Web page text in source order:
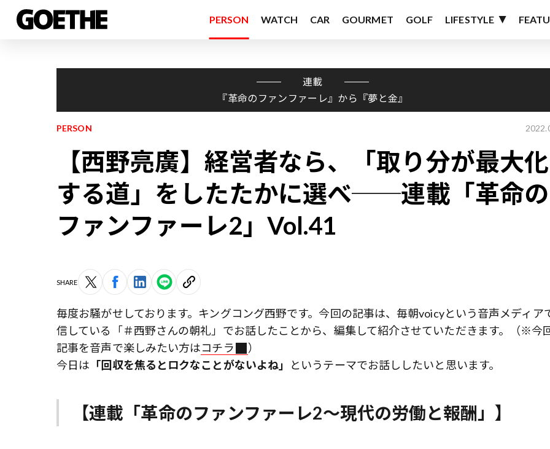
PERSON WATCH CAR GOURMET GOLF LIFESTYLE
連載
『革命のファンファーレ』から『夢と金』
PERSON
【西野亮廣】経営者なら、「取り分が最大化
する道」をしたたかに選べ──連載「革命の
ファンファーレ2」Vol.41
SHARE
毎度お騒がせしております。キングコング西野です。今回の記事は、毎朝voicyという音声メディア
信している「＃西野さんの朝礼」でお話したことから、編集して紹介させていただきます。（※今
記事を音声で楽しみたい方はコチラ
）
今日は 「回収を焦るとロクなことがないよね」 というテーマでお話ししたいと思います。
【連載「革命のファンファーレ2～現代の労働と報酬」】